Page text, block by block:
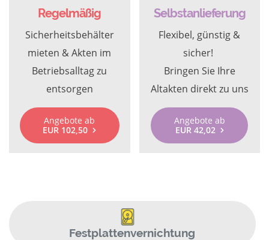
Regelmäßig
Sicherheitsbehälter
mieten & Akten im
Betriebsalltag zu
entsorgen
Angebote ab
EUR 102,50
Selbstanlieferung
Flexibel, günstig &
sicher!
Bringen Sie Ihre
Altakten direkt zu uns
Angebote ab
EUR 42,02
Festplattenvernichtung